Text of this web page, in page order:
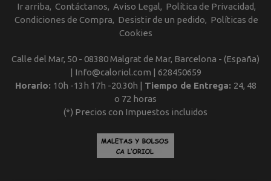
Ir arriba Contáctanos Aviso Legal
Política de Privacidad
Condiciones de Compra
Desistir de un pedido
Políticas de
Cookies
Calle del Mar, 50 - 08380 Malgrat de Mar, Barcelona - (España)
| Info@caloriol.com | 628450659
Horario: 10h -13h 17h -20.30h | Tiempo de Entrega: 24, 48
o 72 horas
(*) Precios con Impuestos incluidos